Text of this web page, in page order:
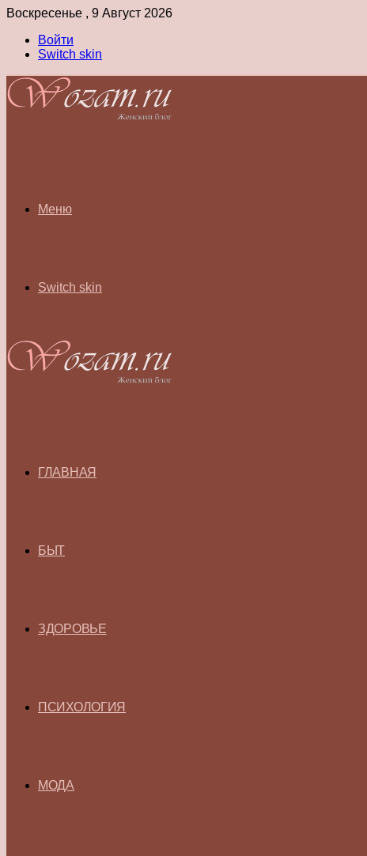
Воскресенье , 9 Август 2026
Войти
Switch skin
Меню
Switch skin
ГЛАВНАЯ
БЫТ
ЗДОРОВЬЕ
ПСИХОЛОГИЯ
МОДА